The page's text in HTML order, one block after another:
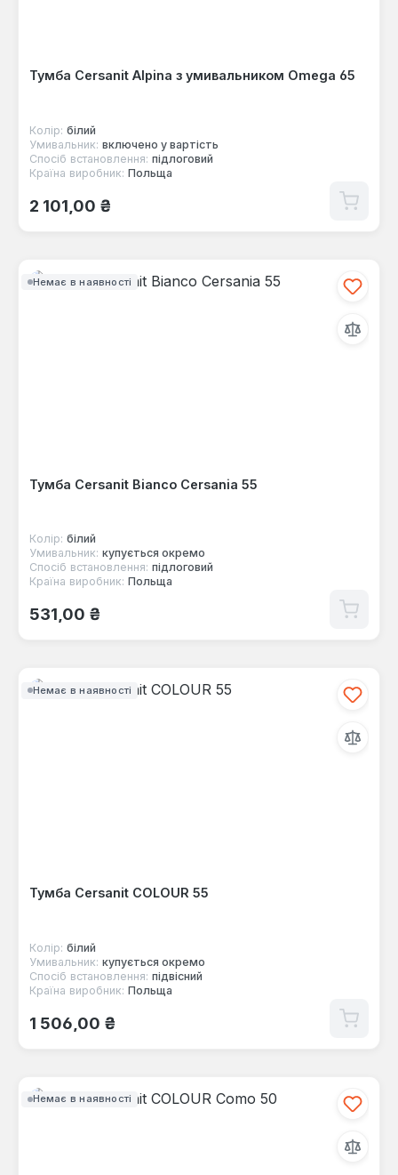
Тумба Cersanit Alpina з умивальником Omega 65
Колір: білий
Умивальник: включено у вартість
Спосіб встановлення: підлоговий
Країна виробник: Польща
Звичайна ціна:
2 101,00 ₴
Немає в наявності
Тумба Cersanit Bianco Cersania 55
Колір: білий
Умивальник: купується окремо
Спосіб встановлення: підлоговий
Країна виробник: Польща
Звичайна ціна:
531,00 ₴
Немає в наявності
Тумба Cersanit COLOUR 55
Колір: білий
Умивальник: купується окремо
Спосіб встановлення: підвісний
Країна виробник: Польща
Звичайна ціна:
1 506,00 ₴
Немає в наявності